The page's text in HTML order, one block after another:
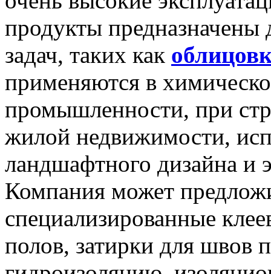
продукты
задач, таких как
применяются в
промышленности, при
жилой недвижимости,
ландшафтного дизайна и
Компания может
специализированные
полов, затирки для швов